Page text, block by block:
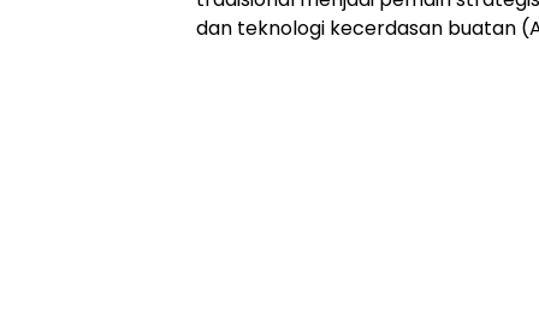
dan teknologi kecerdasan buatan